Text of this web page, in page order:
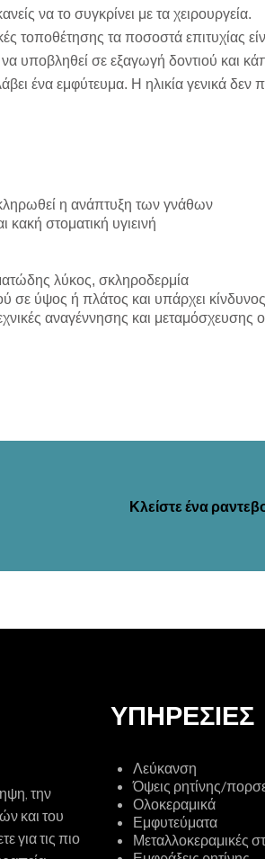
να το συγκρίνει με τα χειρουργεία.
τοποθέτησης τα ποσοστά
υποβληθεί σε εξαγωγή δοντιού και
ένα εμφύτευμα. Η ηλικία γενικά δεν
η ανάπτυξη των γνάθων
κακή στοματική υγιεινή
λύκος, σκληροδερμία
σε ύψος ή πλάτος και υπάρχει
αναγέννησης και μεταμόσχευσης
Κλείστε ένα
την
και του
για τις πιο
ΥΠΗΡΕΣΙΕΣ
Λεύκανση
​Όψεις ρητίνης/
​Ολοκεραμικά
Εμφυτεύματα
Μεταλλοκεραμικές